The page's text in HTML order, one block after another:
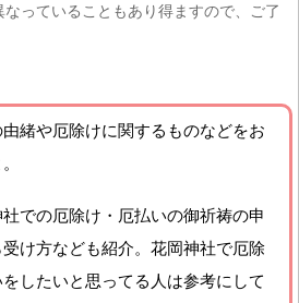
っていることもあり得ますので、ご了
緒や厄除けに関するものなどをお
社での厄除け・厄払いの御祈祷の申
受け方なども紹介。花岡神社で厄除
したいと思ってる人は参考にして